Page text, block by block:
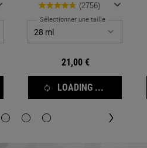
(2756)
Sélectionner une taille
21,00 €
LOADING ...